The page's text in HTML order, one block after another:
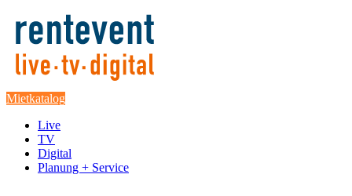
Mietkatalog
Live
TV
Digital
Planung + Service